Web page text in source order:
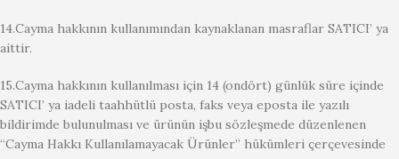
14.Cayma hakkının kullanımından kaynaklanan masraflar SATICI’ ya
aittir.
15.Cayma hakkının kullanılması için 14 (ondört) günlük süre içinde
SATICI’ ya iadeli taahhütlü posta, faks veya eposta ile yazılı
bildirimde bulunulması ve ürünün işbu sözleşmede düzenlenen
“Cayma Hakkı Kullanılamayacak Ürünler” hükümleri çerçevesinde